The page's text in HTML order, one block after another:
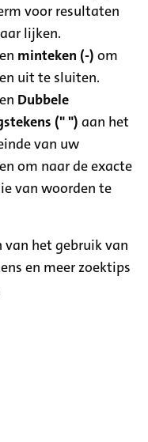
voor resultaten
lijken.
minteken (-) om
uit te sluiten.
Dubbele
(" ") aan het
van uw
om naar de exacte
van woorden te
van het gebruik van
en meer zoektips